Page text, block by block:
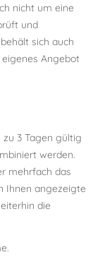
nicht um eine
und
sich auch
Angebot
3 Tagen gültig
werden.
mehrfach das
Ihnen angezeigte
die